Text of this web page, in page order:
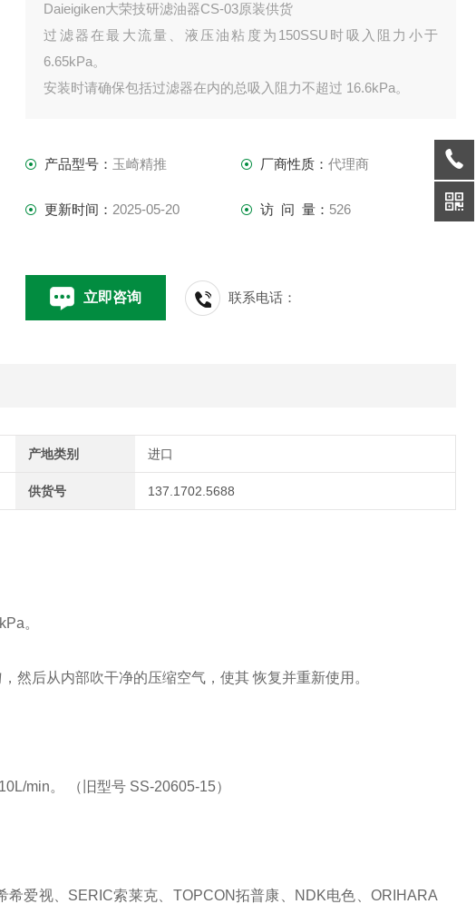
Daieigiken大荣技研滤油器CS-03原装供货
过滤器在最大流量、液压油粘度为150SSU时吸入阻力小于
6.65kPa。
安装时请确保包括过滤器在内的总吸入阻力不超过 16.6kPa。
标准丝网为150目。
产品型号： 玉崎精推 厂商性质： 代理商
更新时间： 2025-05-20 访 问 量： 526
立即咨询 联系电话：
产地类别 进口
供货号 137.1702.5688
。
然后从内部吹干净的压缩空气，使其 恢复并重新使用。
min。 （旧型号 SS-20605-15）
爱视、SERIC索莱克、TOPCON拓普康、NDK电色、ORIHARA